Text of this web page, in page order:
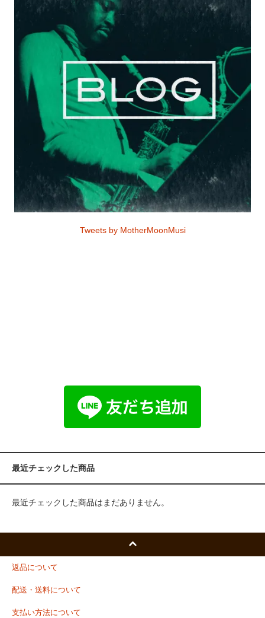
Tweets by MotherMoonMusi
最近チェックした商品
最近チェックした商品はまだありません。
返品について
配送・送料について
支払い方法について